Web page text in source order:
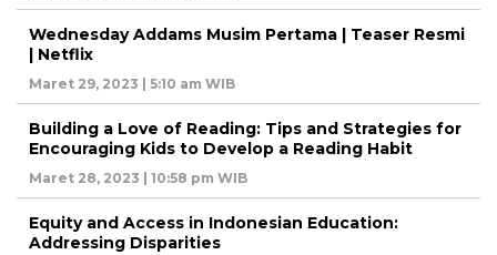
Wednesday Addams Musim Pertama | Teaser Resmi
| Netflix
Maret 29, 2023 | 5:10 am WIB
Building a Love of Reading: Tips and Strategies for
Encouraging Kids to Develop a Reading Habit
Maret 28, 2023 | 10:58 pm WIB
Equity and Access in Indonesian Education:
Addressing Disparities